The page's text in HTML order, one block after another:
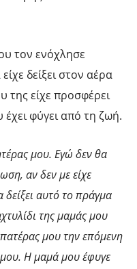
τον ενόχλησε
δείξει στον αέρα
της είχε προσφέρει
φύγει από τη ζωή.
μου. Εγώ δεν θα
αν δεν με είχε
αυτό το πράγμα
της μαμάς μου
μου την επόμενη
Η μαμά μου έφυγε